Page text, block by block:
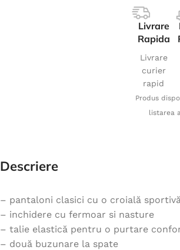
Livrare
Rapida
Livrare
curier
rapid
Produs
listarea
Descriere
– pantaloni clasici cu o croială sportivă
– inchidere cu fermoar si nasture
– talie elastică pentru o purtare
– două buzunare la spate